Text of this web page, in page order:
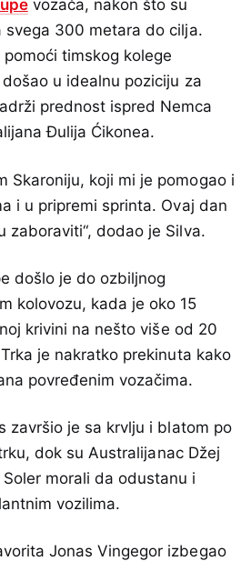
vozača, nakon što su
svega 300 metara do cilja.
timskog kolege
u idealnu poziciju za
prednost ispred Nemca
Đulija Ćikonea.
Skaroniju, koji mi je pomogao i
i u pripremi sprinta. Ovaj dan
zaboraviti“, dodao je Silva.
došlo je do ozbiljnog
kolovozu, kada je oko 15
krivini na nešto više od 20
je nakratko prekinuta kako
povređenim vozačima.
završio je sa krvlju i blatom po
dok su Australijanac Džej
morali da odustanu i
vozilima.
Jonas Vingegor izbegao